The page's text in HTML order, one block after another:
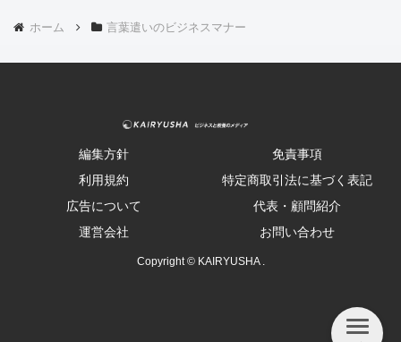
ホーム 言葉遣いのビジネスマナー
編集方針
免責事項
利用規約
特定商取引法に基づく表記
広告について
代表・顧問紹介
運営会社
お問い合わせ
Copyright © KAIRYUSHA .